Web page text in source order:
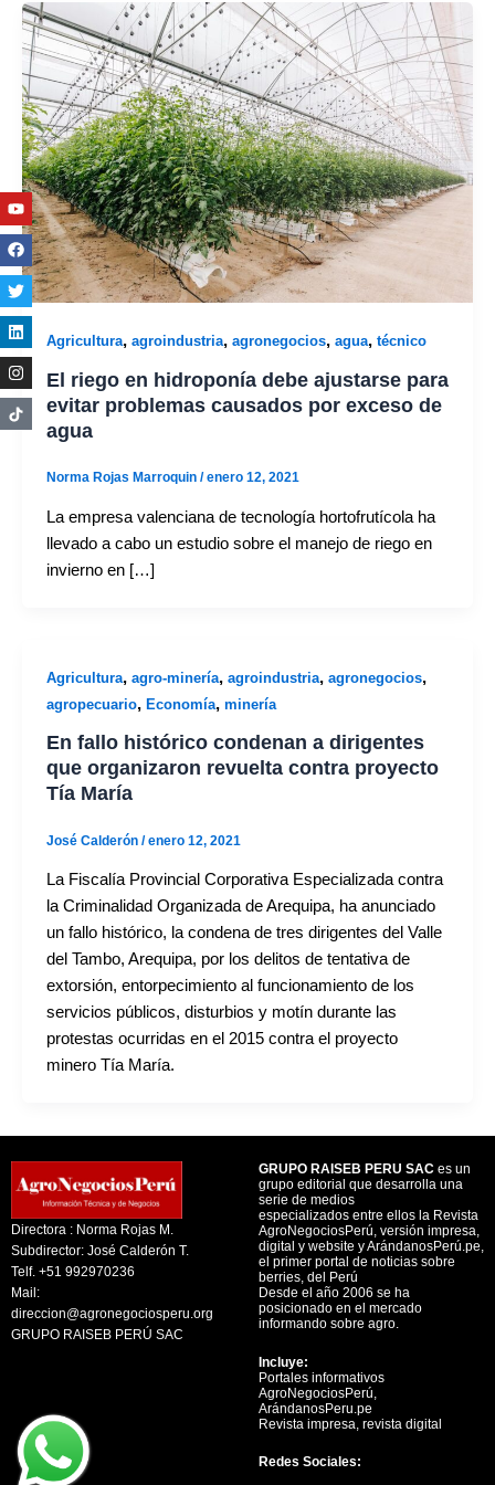
Agricultura, agroindustria, agronegocios, agua, técnico
El riego en hidroponía debe ajustarse para
evitar problemas causados por exceso de
agua
Norma Rojas Marroquin /enero 12, 2021
La empresa valenciana de tecnología hortofrutícola ha
llevado a cabo un estudio sobre el manejo de riego en
invierno en […]
Agricultura, agro-minería, agroindustria, agronegocios,
agropecuario, Economía, minería
En fallo histórico condenan a dirigentes
que organizaron revuelta contra proyecto
Tía María
José Calderón /enero 12, 2021
La Fiscalía Provincial Corporativa Especializada contra
la Criminalidad Organizada de Arequipa, ha anunciado
un fallo histórico, la condena de tres dirigentes del Valle
del Tambo, Arequipa, por los delitos de tentativa de
extorsión, entorpecimiento al funcionamiento de los
servicios públicos, disturbios y motín durante las
protestas ocurridas en el 2015 contra el proyecto
minero Tía María.
Directora : Norma Rojas M.
Subdirector: José Calderón T.
Telf. +51 992970236
Mail:
direccion@agronegociosperu.org
GRUPO RAISEB PERÚ SAC
GRUPO RAISEB PERU SAC es un
grupo editorial que desarrolla una
serie de medios
especializados entre ellos la Revista
AgroNegociosPerú, versión impresa,
digital y website y ArándanosPerú.pe,
el primer portal de noticias sobre
berries, del Perú
Desde el año 2006 se ha
posicionado en el mercado
informando sobre agro.
Incluye:
Portales informativos
AgroNegociosPerú,
ArándanosPeru.pe
Revista impresa, revista digital
Redes Sociales:
Youtube
Facebook
Twitter
Linkedin
Instagram